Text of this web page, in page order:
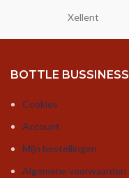
Xellent
BOTTLE BUSSINESS
Cookies
Account
Mijn bestellingen
Algemene voorwaarden